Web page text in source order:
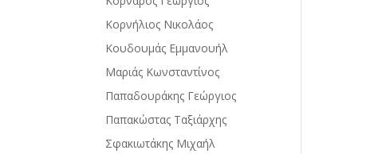
Κορνήλιος Νικολάος
Κουδουμάς Εμμανουήλ
Μαριάς Κωνσταντίνος
Παπαδουράκης Γεώργιος
Παπακώστας Ταξιάρχης
Σφακιωτάκης Μιχαήλ